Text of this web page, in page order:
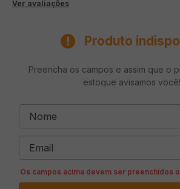
Ver avaliações
Produto
Preencha os campos e assim que o
estoque avisamos